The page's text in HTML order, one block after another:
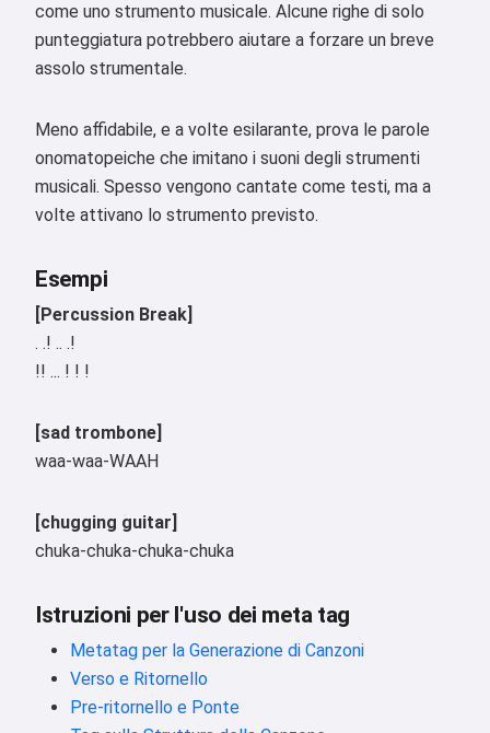
come uno strumento musicale. Alcune righe di solo
punteggiatura potrebbero aiutare a forzare un breve
assolo strumentale.
Meno affidabile, e a volte esilarante, prova le parole
onomatopeiche che imitano i suoni degli strumenti
musicali. Spesso vengono cantate come testi, ma a
volte attivano lo strumento previsto.
Esempi
[Percussion Break]
. .! .. .!
!! ... ! ! !
[sad trombone]
waa-waa-WAAH
[chugging guitar]
chuka-chuka-chuka-chuka
Istruzioni per l'uso dei meta tag
Metatag per la Generazione di Canzoni
Verso e Ritornello
Pre-ritornello e Ponte